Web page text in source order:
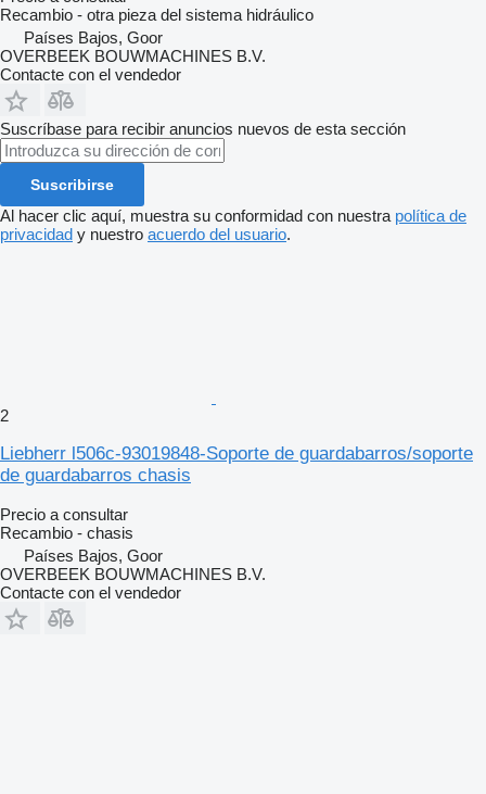
Recambio - otra pieza del sistema hidráulico
Países Bajos, Goor
OVERBEEK BOUWMACHINES B.V.
Contacte con el vendedor
Suscríbase para recibir anuncios nuevos de esta sección
Suscribirse
Al hacer clic aquí, muestra su conformidad con nuestra política de
privacidad y nuestro acuerdo del usuario.
2
Liebherr l506c-93019848-Soporte de guardabarros/soporte
de guardabarros chasis
Precio a consultar
Recambio - chasis
Países Bajos, Goor
OVERBEEK BOUWMACHINES B.V.
Contacte con el vendedor